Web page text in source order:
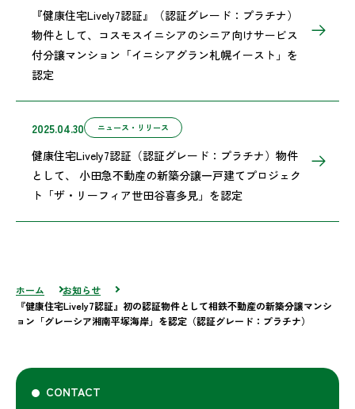
『健康住宅Lively7認証』（認証グレード：プラチナ）
物件として、コスモスイニシアのシニア向けサービス
付分譲マンション「イニシアグラン札幌イースト」を
認定
2025.04.30 ニュース・リリース
健康住宅Lively7認証（認証グレード：プラチナ）物件
として、 小田急不動産の新築分譲一戸建てプロジェク
ト「ザ・リーフィア世田谷喜多見」を認定
ホーム
お知らせ
『健康住宅Lively7認証』初の認証物件として相鉄不動産の新築分譲マンシ
ョン「グレーシア湘南平塚海岸」を認定（認証グレード：プラチナ）
CONTACT